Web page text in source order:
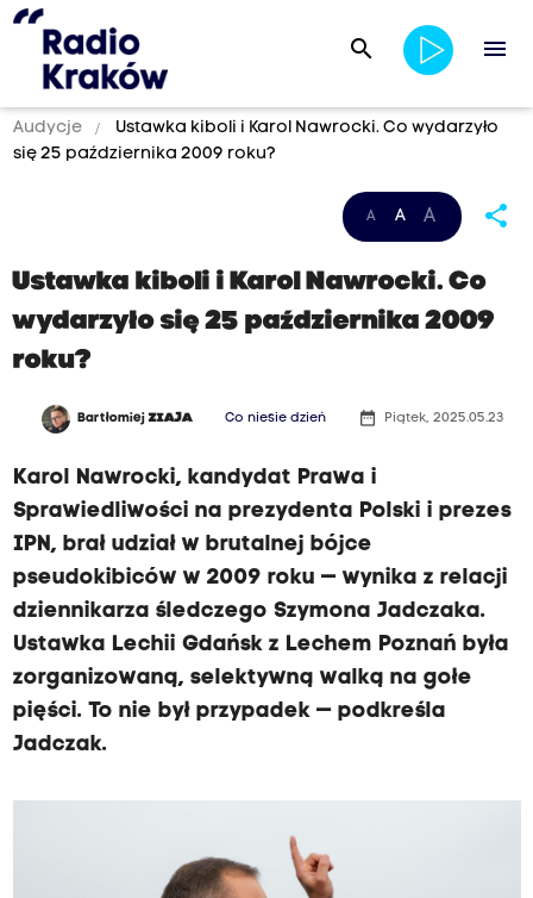
search menu
Audycje
Ustawka kiboli i Karol Nawrocki. Co wydarzyło
się 25 października 2009 roku?
A A A share
Ustawka kiboli i Karol Nawrocki. Co
wydarzyło się 25 października 2009
roku?
BartłomiejZIAJA Co niesie dzień date_range Piątek, 2025.05.23
Karol Nawrocki, kandydat Prawa i
Sprawiedliwości na prezydenta Polski i prezes
IPN, brał udział w brutalnej bójce
pseudokibiców w 2009 roku — wynika z relacji
dziennikarza śledczego Szymona Jadczaka.
Ustawka Lechii Gdańsk z Lechem Poznań była
zorganizowaną, selektywną walką na gołe
pięści. To nie był przypadek — podkreśla
Jadczak.